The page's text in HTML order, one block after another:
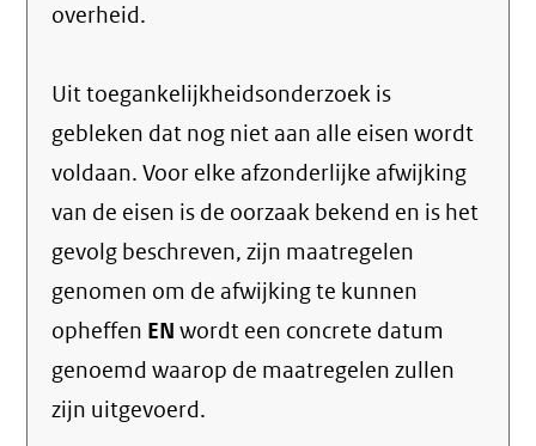
overheid.
Uit toegankelijkheidsonderzoek is
gebleken dat nog niet aan alle eisen wordt
voldaan. Voor elke afzonderlijke afwijking
van de eisen is de oorzaak bekend en is het
gevolg beschreven, zijn maatregelen
genomen om de afwijking te kunnen
opheffen EN wordt een concrete datum
genoemd waarop de maatregelen zullen
zijn uitgevoerd.